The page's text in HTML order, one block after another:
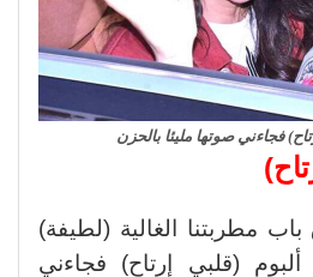
فجاءني صوتها مليئا بالحزن
مطربتنا الغالية (لطيفة)
(قلبي إرتاح) فجاءني